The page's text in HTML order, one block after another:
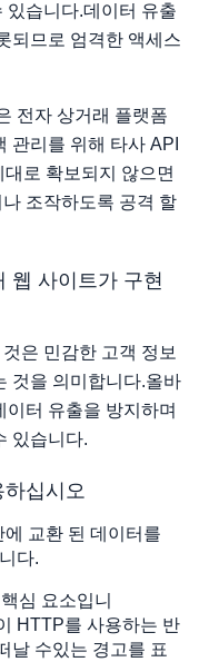
있습니다.데이터 유출
되므로 엄격한 액세스
전자 상거래 플랫폼
관리를 위해 타사 API
로 확보되지 않으면
조작하도록 공격 할
웹 사이트가 구현
은 민감한 고객 정보
것을 의미합니다.올바
터 유출을 방지하며
있습니다.
십시오
교환 된 데이터를
다.
심 요소입니
HTTP를 사용하는 반
날 수있는 경고를 표